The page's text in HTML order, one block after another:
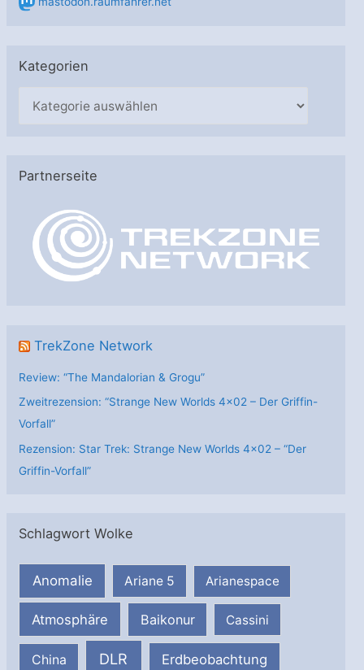
Kategorien
g
Partnerseite
TrekZone Network
Review: “The Mandalorian & Grogu”
Zweitrezension: “Strange New Worlds 4×02 – Der Griffin-
Vorfall”
Rezension: Star Trek: Strange New Worlds 4×02 – “Der
Griffin-Vorfall”
Schlagwort Wolke
Anomalie Ariane 5 Arianespace
Atmosphäre Baikonur Cassini
China DLR Erdbeobachtung